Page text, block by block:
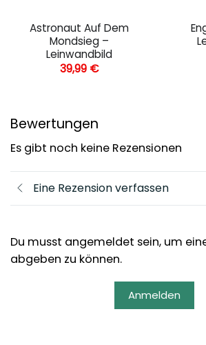
Astronaut Auf Dem
Mondsieg –
Leinwandbild
39,99 €
Bewertungen
Es gibt noch keine Rezensionen
Eine Rezension verfassen
Du musst angemeldet sein, um
abgeben zu können.
Anmelden